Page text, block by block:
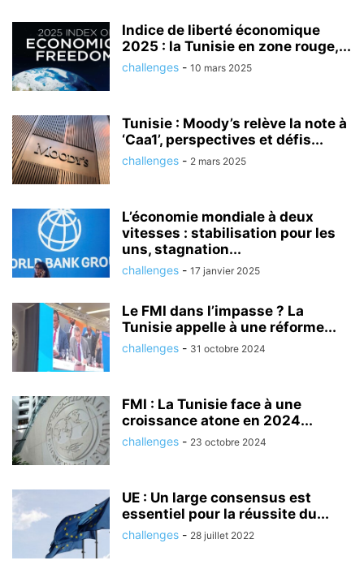
Indice de liberté économique
2025 : la Tunisie en zone rouge,...
challenges - 10 mars 2025
Tunisie : Moody’s relève la note à
‘Caa1’, perspectives et défis...
challenges - 2 mars 2025
L’économie mondiale à deux
vitesses : stabilisation pour les
uns, stagnation...
challenges - 17 janvier 2025
Le FMI dans l’impasse ? La
Tunisie appelle à une réforme...
challenges - 31 octobre 2024
FMI : La Tunisie face à une
croissance atone en 2024...
challenges - 23 octobre 2024
UE : Un large consensus est
essentiel pour la réussite du...
challenges - 28 juillet 2022